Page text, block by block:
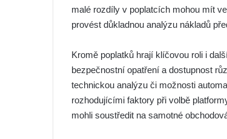
malé rozdíly v poplatcích mohou mít
provést důkladnou analýzu nákladů
Kromě poplatků hrají klíčovou roli i
bezpečnostní opatření a dostupnost
technickou analýzu či možnosti
rozhodujícími faktory při volbě
mohli soustředit na samotné